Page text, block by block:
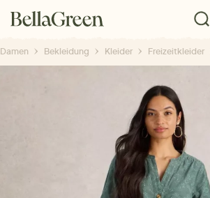
Damen Bekleidung Kleider Freizeitkleider